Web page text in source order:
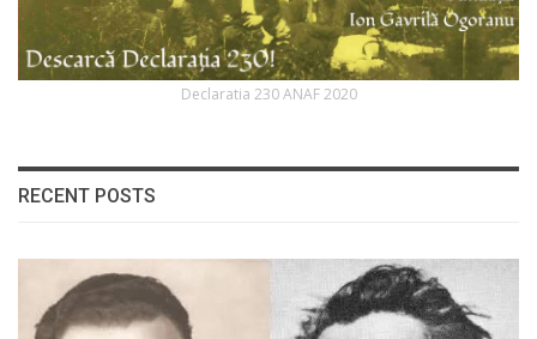
Declaratia 230 ANAF 2020
RECENT POSTS